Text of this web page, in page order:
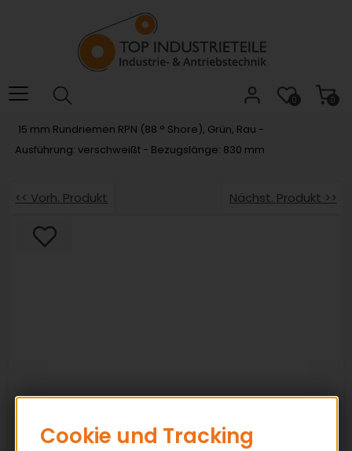
das
Barrierefreiheitsmenü
0
0
15 mm Rundriemen RPN (88 ° Shore), Grün, Rau -
Ausführung: verschweißt - Bezugslänge: 830 mm
<< Vorh. Produkt Nächst. Produkt >>
Cookie und Tracking